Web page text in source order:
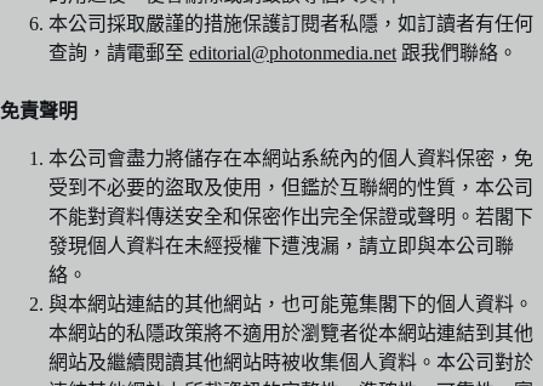
本公司採取嚴謹的措施保護訂閱者私隱，如訂讀者有任何
查詢，請電郵至 editorial@photonmedia.net 跟我們聯絡。
免責聲明
本公司會盡力將儲存在本網站系統內的個人資料保密，免
受到不必要的盜取及使用，但鑑於互聯網的性質，本公司
不能對資料傳送安全和保密作出完全保證或聲明。若閣下
發現個人資料在未經授權下遭洩漏，請立即與本公司聯
絡。
與本網站連結的其他網站，也可能蒐集閣下的個人資料。
本網站的私隱政策將不適用於瀏覽者從本網站連結到其他
網站及繼續閱讀其他網站時被收集個人資料。本公司對於